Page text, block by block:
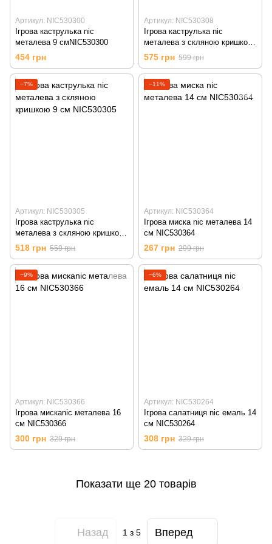
Артикул: NIC530300
Ігрова каструлька nic
металева 9 смNIC530300
454 грн
Артикул: NIC530308
Ігрова каструлька nic
металева з скляною кришкою
12 см NIC530308
575 грн 599 грн
−7%
Артикул: NIC530305
Ігрова каструлька nic
металева з скляною кришкою
9 см NIC530305
518 грн 559 грн
−11%
Артикул: NIC530364
Ігрова миска nic металева 14
см NIC530364
267 грн 299 грн
−9%
Артикул: NIC530366
Ігрова мискаnic металева 16
см NIC530366
300 грн 329 грн
−6%
Артикул: NIC530264
Ігрова салатниця nic емаль 14
см NIC530264
308 грн 329 грн
Показати ще 20 товарів
Назад 1з 5 Вперед